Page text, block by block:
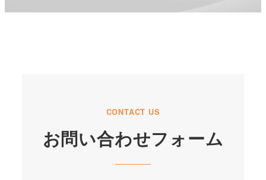
CONTACT US
お問い合わせフォーム